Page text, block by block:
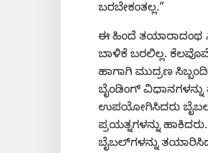
ಬರಬೇಕಂತಲ್ಲ.”
ಈ ಹಿಂದೆ ತಯಾರಾದಂಥ
ಬಾಳಿಕೆ ಬರಲಿಲ್ಲ.
ಹಾಗಾಗಿ ಮುದ್ರಣ ಸಿಬ್ಬಂದಿ
ಬೈಂಡಿಂಗ್‌
ಉಪಯೋಗಿಸಿದರು ಬೈಬಲ್‌
ಪ್ರಯತ್ನಗಳನ್ನು
ಬೈಬಲ್‌ಗಳನ್ನು